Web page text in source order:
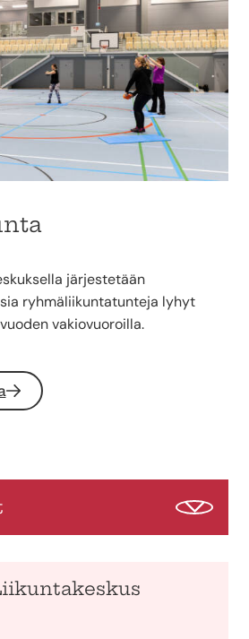
järjestetään
ryhmäliikuntatunteja lyhyt
vakiovuoroilla.